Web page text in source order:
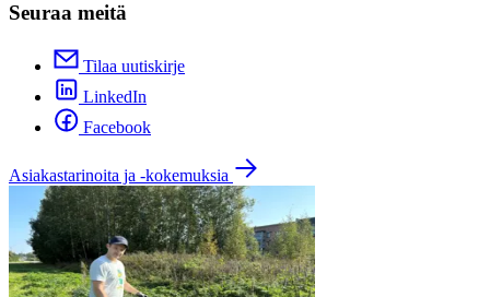
Seuraa meitä
Tilaa uutiskirje
LinkedIn
Facebook
Asiakastarinoita ja -kokemuksia